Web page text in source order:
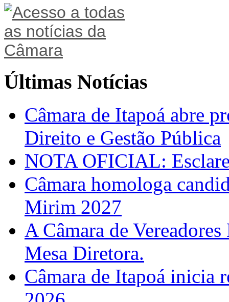
Últimas Notícias
Câmara de Itapoá abre
Direito e Gestão Pública
NOTA OFICIAL:
Câmara homologa
Mirim 2027
A Câmara de
Mesa Diretora.
Câmara de Itapoá inicia